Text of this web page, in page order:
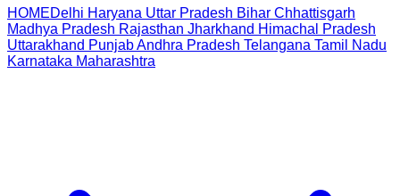
HOMEDelhi Haryana Uttar Pradesh Bihar Chhattisgarh
Madhya Pradesh Rajasthan Jharkhand Himachal Pradesh
Uttarakhand PunjabAndhra Pradesh Telangana Tamil Nadu
Karnataka Maharashtra